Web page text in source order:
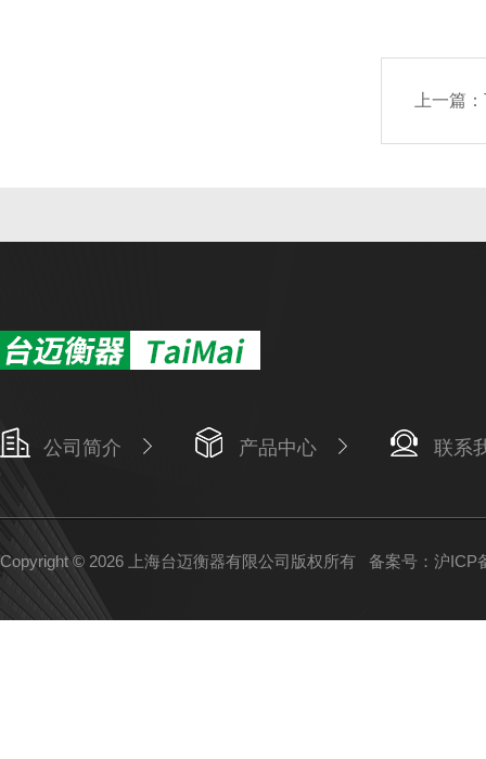
上一篇：
公司简介 产品中心 联系
Copyright © 2026 上海台迈衡器有限公司版权所有 备案号：沪ICP